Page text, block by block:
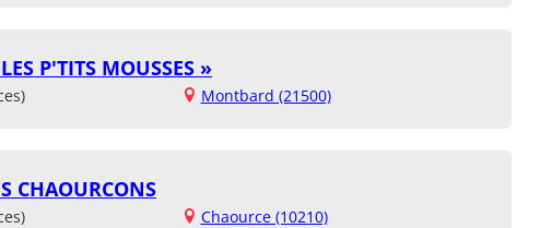
P'TITS MOUSSES »
Montbard (21500)
CHAOURCONS
Chaource (10210)